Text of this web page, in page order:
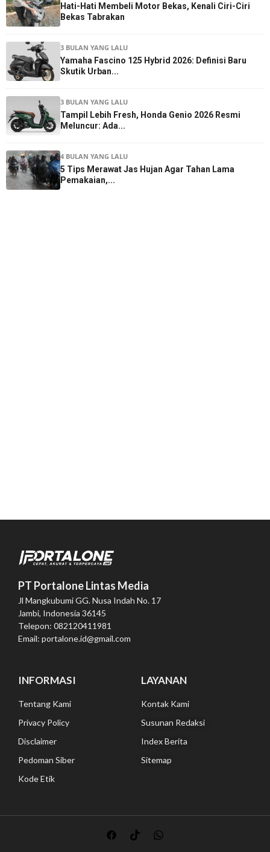
Hati-Hati Membeli Motor Bekas, Kenali Ciri-Ciri
Bekas Tabrakan
3 BULAN YANG LALU
Yamaha Fascino 125 Hybrid 2026: Definisi Baru
Skutik Urban...
3 BULAN YANG LALU
Tampil Lebih Fresh, Honda Genio 2026 Resmi
Meluncur: Ada...
4 BULAN YANG LALU
5 Tips Merawat Jas Hujan Agar Tahan Lama
Pemakaian,...
PT Portalone Lintas Media
Jl Mangkubumi GG. Nusa Indah No. 17
Jambi, Indonesia 36145
Telepon: 082120411981
Email: portalone.id@gmail.com
INFORMASI
Tentang Kami
Privacy Policy
Disclaimer
Pedoman Siber
Kode Etik
LAYANAN
Kontak Kami
Susunan Redaksi
Index Berita
Sitemap